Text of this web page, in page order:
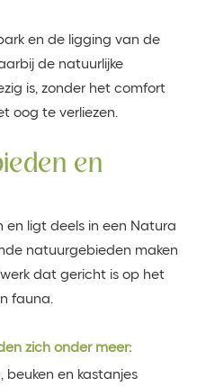
en de ligging van de
de natuurlijke
is, zonder het comfort
oog te verliezen.
en
en ligt deels in een Natura
natuurgebieden maken
dat gericht is op het
fauna.
zich onder meer:
beuken en kastanjes